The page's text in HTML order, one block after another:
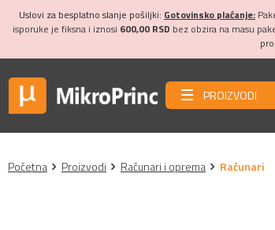
Uslovi za besplatno slanje pošiljki: Gotovinsko plaćanje:
isporuke je fiksna i iznosi 600,00 RSD bez obzira na masu
PROIZVODI
Početna Proizvodi Računari i oprema Računari